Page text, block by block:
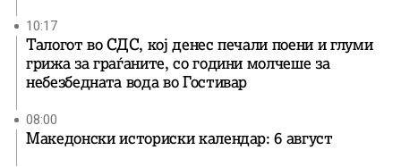
10:17
Талогот во СДС, кој денес печали поени и глуми
грижа за граѓаните, со години молчеше за
небезбедната вода во Гостивар
08:00
Македонски историски календар: 6 август